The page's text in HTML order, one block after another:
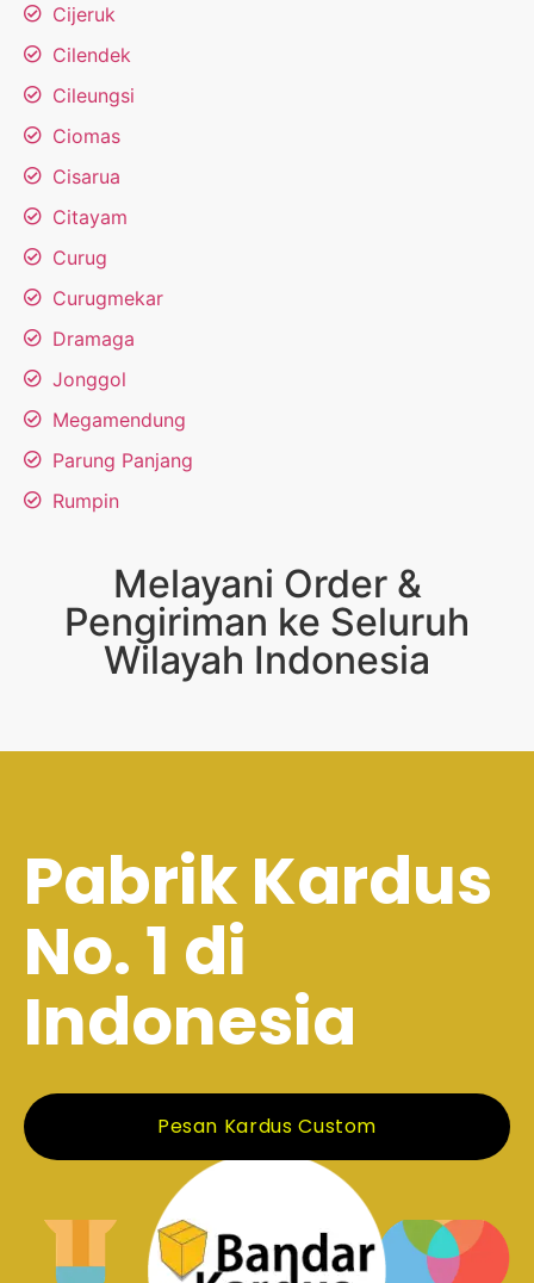
Cijeruk
Cilendek
Cileungsi
Ciomas
Cisarua
Citayam
Curug
Curugmekar
Dramaga
Jonggol
Megamendung
Parung Panjang
Rumpin
Melayani Order &
Pengiriman ke Seluruh
Wilayah Indonesia
Pabrik Kardus
No. 1 di
Indonesia
Pesan Kardus Custom